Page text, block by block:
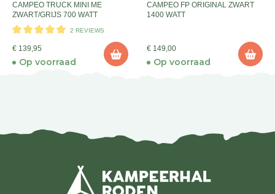
CAMPEO TRUCK MINI ME
ZWART/GRIJS 700 WATT
2 REVIEWS
€ 139,95
Op voorraad
CAMPEO FP ORIGINAL ZWART
1400 WATT
€ 149,00
Op voorraad